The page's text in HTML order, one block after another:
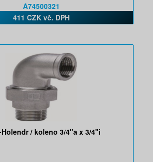
A74500321
411 CZK vč. DPH
Holendr / koleno 3/4"a x 3/4"i